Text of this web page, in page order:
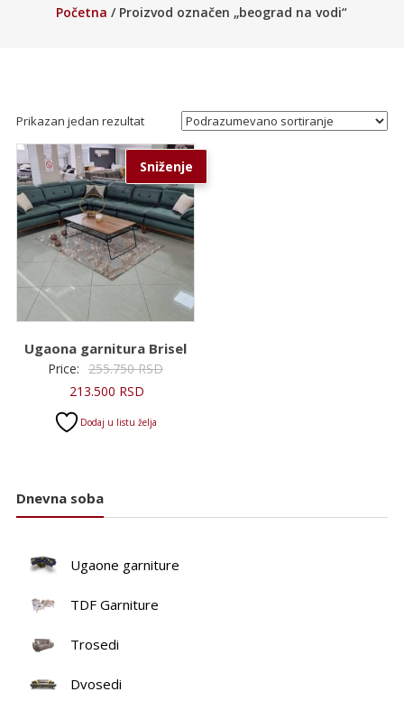
Početna / Proizvod označen „beograd na vodi“
Prikazan jedan rezultat
Sniženje
Ugaona garnitura Brisel
Price: 255.750RSDOriginalna
213.500 RSDTrenutna
Dodaj u listu želja
Dnevna soba
Ugaone garniture
TDF Garniture
Trosedi
Dvosedi